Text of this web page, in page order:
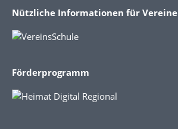
Nützliche Informationen für Vereine
Förderprogramm